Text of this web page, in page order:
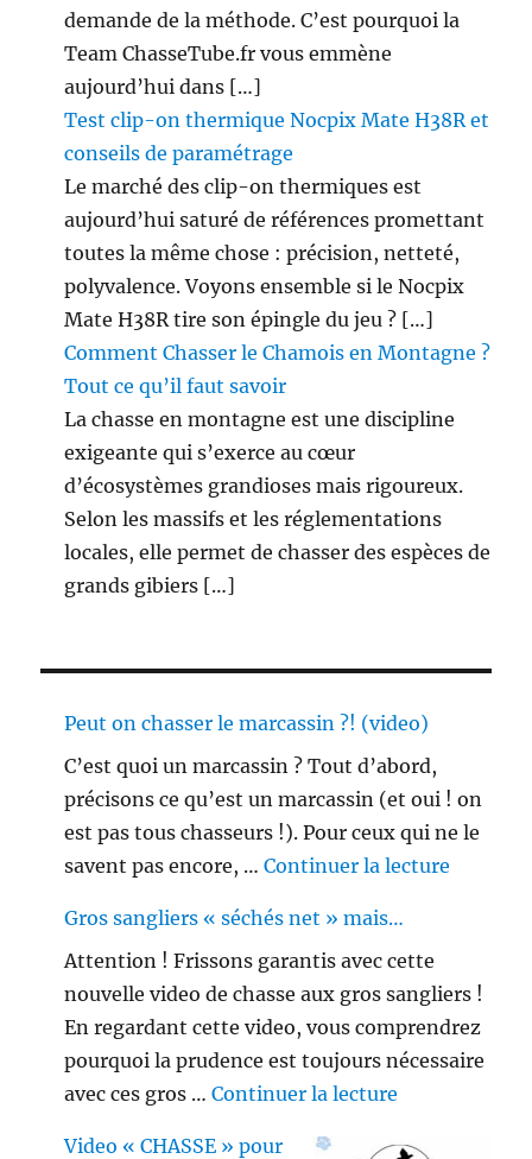
demande de la méthode. C’est pourquoi la
Team ChasseTube.fr vous emmène
aujourd’hui dans […]
Test clip-on thermique Nocpix Mate H38R et
conseils de paramétrage
Le marché des clip-on thermiques est
aujourd’hui saturé de références promettant
toutes la même chose : précision, netteté,
polyvalence. Voyons ensemble si le Nocpix
Mate H38R tire son épingle du jeu ? […]
Comment Chasser le Chamois en Montagne ?
Tout ce qu’il faut savoir
La chasse en montagne est une discipline
exigeante qui s’exerce au cœur
d’écosystèmes grandioses mais rigoureux.
Selon les massifs et les réglementations
locales, elle permet de chasser des espèces de
grands gibiers […]
Peut on chasser le marcassin ?! (video)
C’est quoi un marcassin ? Tout d’abord,
précisons ce qu’est un marcassin (et oui ! on
est pas tous chasseurs !). Pour ceux qui ne le
savent pas encore, …Continuer la lecture
Gros sangliers « séchés net » mais…
Attention ! Frissons garantis avec cette
nouvelle video de chasse aux gros sangliers !
En regardant cette video, vous comprendrez
pourquoi la prudence est toujours nécessaire
avec ces gros …Continuer la lecture
Video « CHASSE » pour